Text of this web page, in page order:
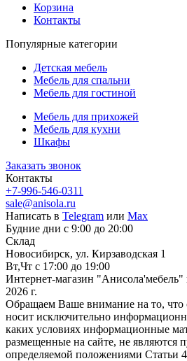
Корзина
Контакты
Популярные категории
Детская мебель
Мебель для спальни
Мебель для гостиной
Мебель для прихожей
Мебель для кухни
Шкафы
Заказать звонок
Контакты
+7-996-546-0311
sale@anisola.ru
Написать в Telegram или Max
Будние дни с 9:00 до 20:00
Склад
Новосибирск, ул. Кирзаводская 1
Вт,Чт с 17:00 до 19:00
Интернет-магазин
2026 г.
Обращаем Ваше внимание на то, что
носит исключительно
каких условиях информационные
размещенные на сайте, не являются
определяемой положениями Статьи